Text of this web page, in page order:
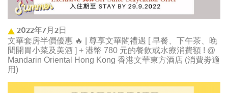
2022年7月2日
文華套房半價優惠 🔥 | 尊享文華閣禮遇 [ 早餐、下午茶、晚
間開胃小菜及美酒 ] + 港幣 780 元的餐飲或水療消費額 ! @
Mandarin Oriental Hong Kong 香港文華東方酒店 (消費劵適
用)